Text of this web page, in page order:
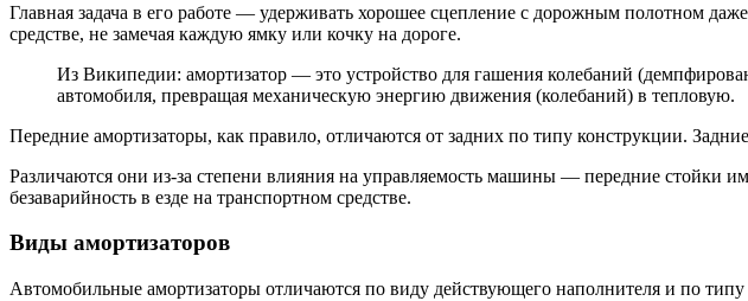
Главная задача в его работе — удерживать хорошее сцепление с дорожным полотном
средстве, не замечая каждую ямку или кочку на дороге.
Из Википедии: амортизатор — это устройство для гашения колебаний
автомобиля, превращая механическую энергию движения (колебаний) в тепловую.
Передние амортизаторы, как правило, отличаются от задних по типу конструкции.
Различаются они из-за степени влияния на управляемость машины — передние стойки
безаварийность в езде на транспортном средстве.
Виды амортизаторов
Автомобильные амортизаторы отличаются по виду действующего наполнителя и по типу